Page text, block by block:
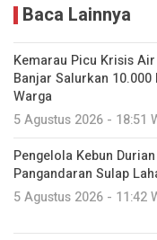
Baca Lainnya
Kemarau Picu Krisis
Banjar Salurkan
Warga
5 Agustus 2026 - 18:51
Pengelola Kebun
Pangandaran Sulap
5 Agustus 2026 - 11:42